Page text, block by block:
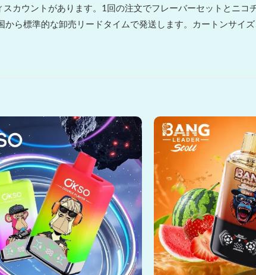
カウントがあります。1回の注文でフレーバーセットとニ
ら標準的な卸売リードタイムで発送します。カートンサイ